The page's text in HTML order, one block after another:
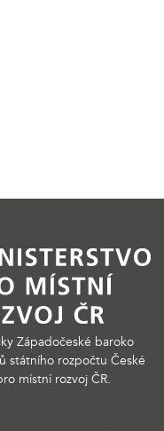
Západočeské baroko
státního rozpočtu České
místní rozvoj ČR.